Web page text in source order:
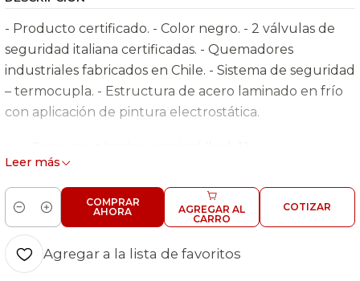
- Producto certificado. - Color negro. - 2 válvulas de
seguridad italiana certificadas. - Quemadores
industriales fabricados en Chile. - Sistema de seguridad
– termocupla. - Estructura de acero laminado en frío
con aplicación de pintura electrostática.
Consumo término GLP (kg/hr): 0,875
Consumo térmico GN (m3/hr): 1,11
Alto (mm): 400
Largo (mm): 860
Profundidad (mm): 430
Peso (kg): 15,7 aprox.
Leer más
Cantidad
AGREGAR AL
CARRO
COMPRAR
AHORA
COTIZAR
Agregar a la lista de favoritos